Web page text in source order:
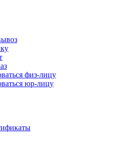
физ-лицу
юр-лицу